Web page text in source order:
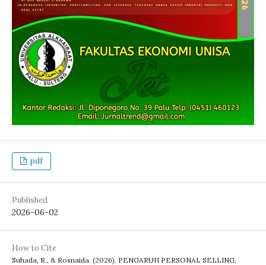
pdf
Published
2026-06-02
How to Cite
Suhada, R., & Rosnaida. (2026). PENGARUH PERSONAL SELLING,